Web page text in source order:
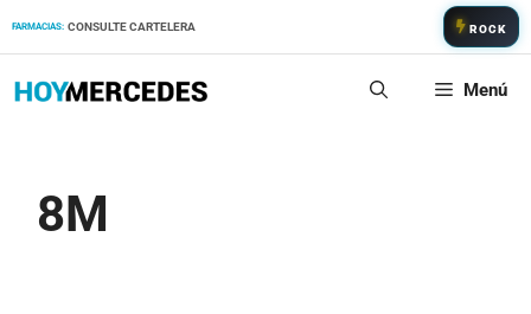
FARMACIAS: CONSULTE CARTELERA ROCK
Menú
8M